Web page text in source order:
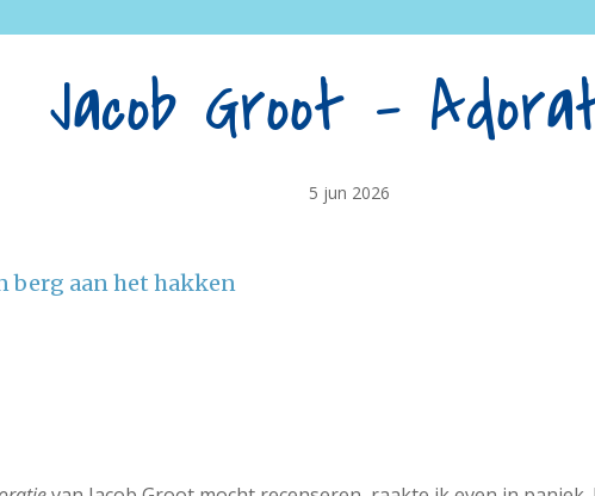
Jacob Groot –
5 jun 2026
berg aan het hakken